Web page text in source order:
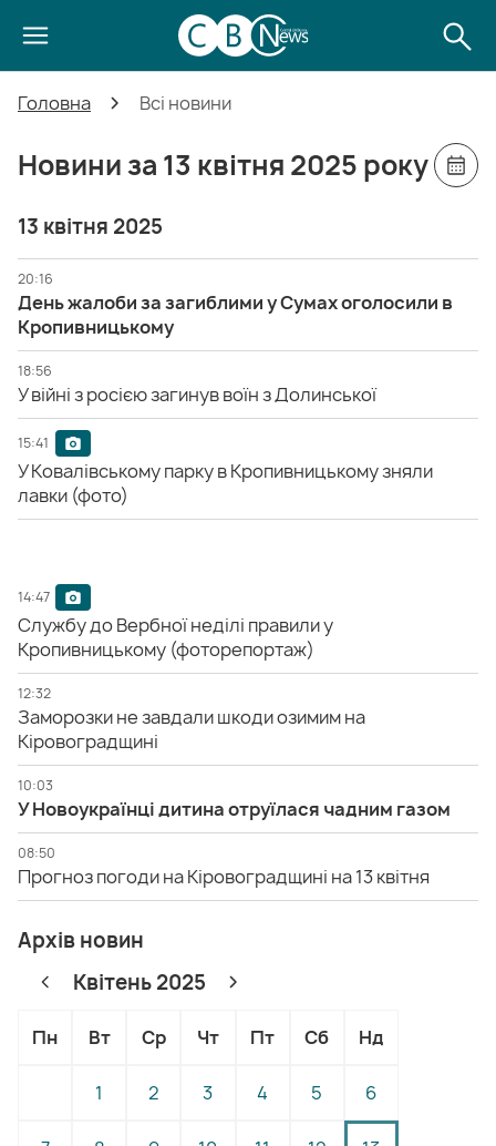
Головна Всі новини
Новини за 13 квітня 2025 року
13 квітня 2025
20:16
День жалоби за загиблими у Сумах оголосили в
Кропивницькому
18:56
У війні з росією загинув воїн з Долинської
15:41
У Ковалівському парку в Кропивницькому зняли
лавки (фото)
14:47
Службу до Вербної неділі правили у
Кропивницькому (фоторепортаж)
12:32
Заморозки не завдали шкоди озимим на
Кіровоградщині
10:03
У Новоукраїнці дитина отруїлася чадним газом
08:50
Прогноз погоди на Кіровоградщині на 13 квітня
Архів новин
Квітень 2025
Пн Вт Ср Чт Пт Сб Нд
1 2 3 4 5 6